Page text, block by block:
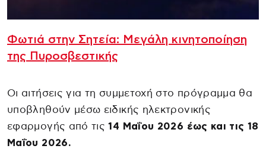
Φωτιά στην Σητεία: Μεγάλη κινητοποίηση
της Πυροσβεστικής
Οι αιτήσεις για τη συμμετοχή στο πρόγραμμα θα
υποβληθούν μέσω ειδικής ηλεκτρονικής
εφαρμογής από τις14 Μαΐου 2026 έως και τις 18
Μαΐου 2026.